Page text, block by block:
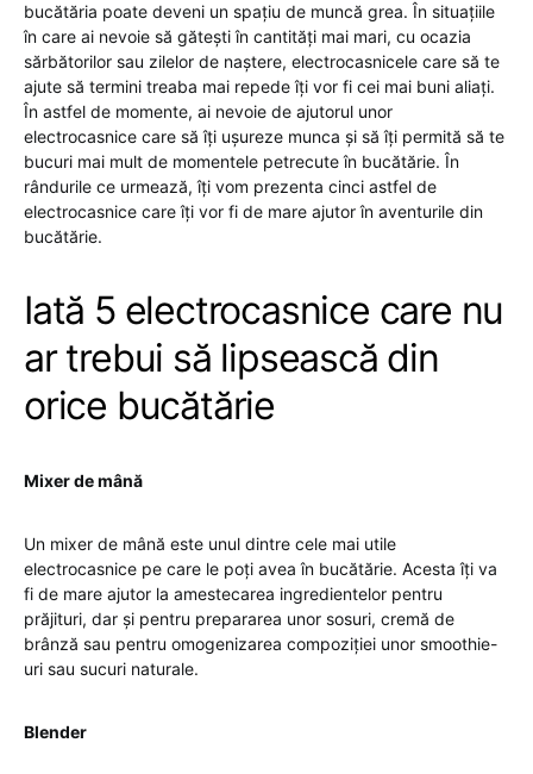
bucătăria poate deveni un spațiu de muncă grea. În situațiile
în care ai nevoie să gătești în cantități mai mari, cu ocazia
sărbătorilor sau zilelor de naștere, electrocasnicele care să te
ajute să termini treaba mai repede îți vor fi cei mai buni aliați.
În astfel de momente, ai nevoie de ajutorul unor
electrocasnice care să îți ușureze munca și să îți permită să te
bucuri mai mult de momentele petrecute în bucătărie. În
rândurile ce urmează, îți vom prezenta cinci astfel de
electrocasnice care îți vor fi de mare ajutor în aventurile din
bucătărie.
Iată 5 electrocasnice care nu
ar trebui să lipsească din
orice bucătărie
Mixer de mână
Un mixer de mână este unul dintre cele mai utile
electrocasnice pe care le poți avea în bucătărie. Acesta îți va
fi de mare ajutor la amestecarea ingredientelor pentru
prăjituri, dar și pentru prepararea unor sosuri, cremă de
brânză sau pentru omogenizarea compoziției unor smoothie-
uri sau sucuri naturale.
Blender